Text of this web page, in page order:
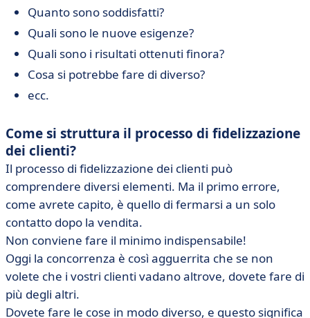
Quanto sono soddisfatti?
Quali sono le nuove esigenze?
Quali sono i risultati ottenuti finora?
Cosa si potrebbe fare di diverso?
ecc.
Come si struttura il processo di fidelizzazione
dei clienti?
Il processo di fidelizzazione dei clienti può
comprendere diversi elementi. Ma il primo errore,
come avrete capito, è quello di fermarsi a un solo
contatto dopo la vendita.
Non conviene fare il minimo indispensabile!
Oggi la concorrenza è così agguerrita che se non
volete che i vostri clienti vadano altrove, dovete fare di
più degli altri.
Dovete fare le cose in modo diverso, e questo significa